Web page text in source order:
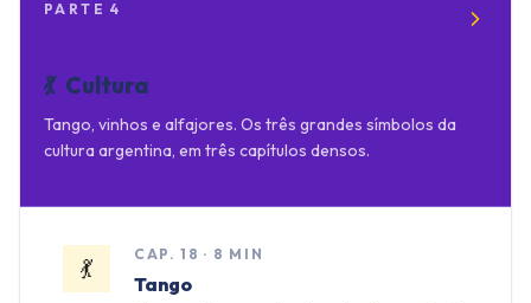
PARTE4
💃 Cultura
Tango, vinhos e alfajores. Os três grandes símbolos da
cultura argentina, em três capítulos densos.
💃 CAP.18 · 8 MIN
Tango